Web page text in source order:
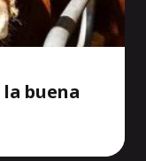
la buena